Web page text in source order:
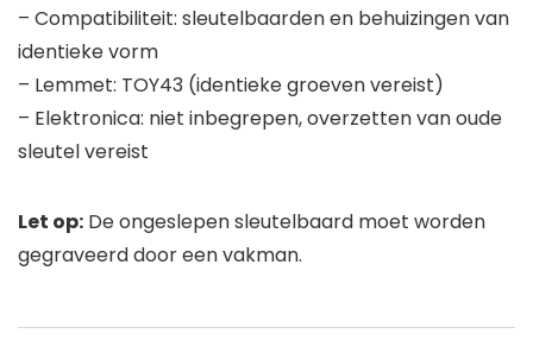
– Compatibiliteit: sleutelbaarden en behuizingen van
identieke vorm
– Lemmet: TOY43 (identieke groeven vereist)
– Elektronica: niet inbegrepen, overzetten van oude
sleutel vereist
Let op: De ongeslepen sleutelbaard moet worden
gegraveerd door een vakman.